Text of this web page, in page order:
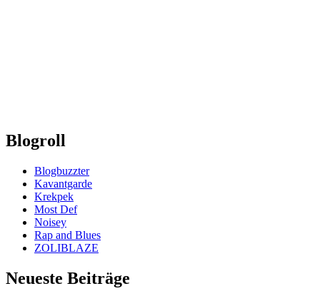
Blogroll
Blogbuzzter
Kavantgarde
Krekpek
Most Def
Noisey
Rap and Blues
ZOLIBLAZE
Neueste Beiträge